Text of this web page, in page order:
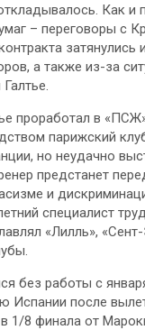
Как и
– переговоры с
затянулись
а также из-за
проработал в
парижский
но неудачно
предстанет
и
специалист
«Лилль»,
без работы с
Испании после
1/8 финала от